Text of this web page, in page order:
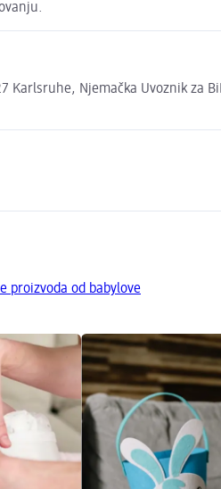
Karlsruhe, Njemačka Uvoznik za
proizvoda od babylove